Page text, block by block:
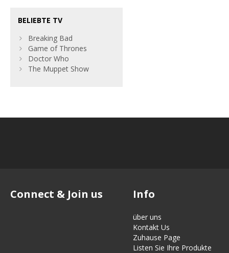
BELIEBTE TV
Breaking Bad
Game of Thrones
Doctor Who
The Muppet Show
Connect & Join us Info
über uns
Kontakt Us
Zuhause Page
Listen Sie Ihre Produkte